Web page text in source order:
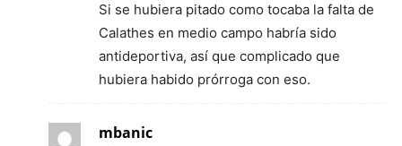
Si se hubiera pitado como tocaba la falta de
Calathes en medio campo habría sido
antideportiva, así que complicado que
hubiera habido prórroga con eso.
mbanic